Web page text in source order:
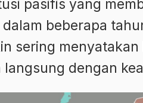
pasifis yang
beberapa
sering
langsung dengan